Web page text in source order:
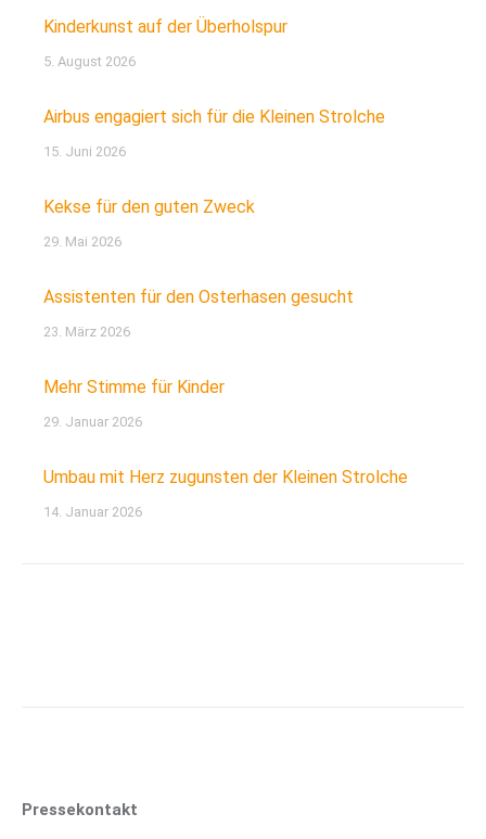
Kinderkunst auf der Überholspur
5. August 2026
Airbus engagiert sich für die Kleinen Strolche
15. Juni 2026
Kekse für den guten Zweck
29. Mai 2026
Assistenten für den Osterhasen gesucht
23. März 2026
Mehr Stimme für Kinder
29. Januar 2026
Umbau mit Herz zugunsten der Kleinen Strolche
14. Januar 2026
Pressekontakt